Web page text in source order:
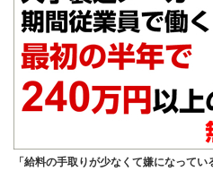
「給料の手取りが少なくて嫌になって